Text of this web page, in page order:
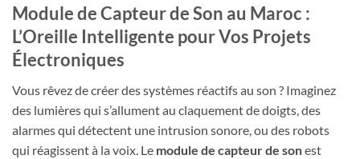
Module de Capteur de Son au Maroc :
L’Oreille Intelligente pour Vos Projets
Électroniques
Vous rêvez de créer des systèmes réactifs au son ? Imaginez
des lumières qui s’allument au claquement de doigts, des
alarmes qui détectent une intrusion sonore, ou des robots
qui réagissent à la voix. Le module de capteur de sonest